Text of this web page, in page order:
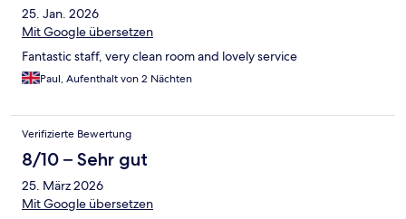
25. Jan. 2026
Mit Google übersetzen
Fantastic staff, very clean room and lovely service
Paul, Aufenthalt von 2 Nächten
Verifizierte Bewertung
8/10 – Sehr gut
25. März 2026
Mit Google übersetzen